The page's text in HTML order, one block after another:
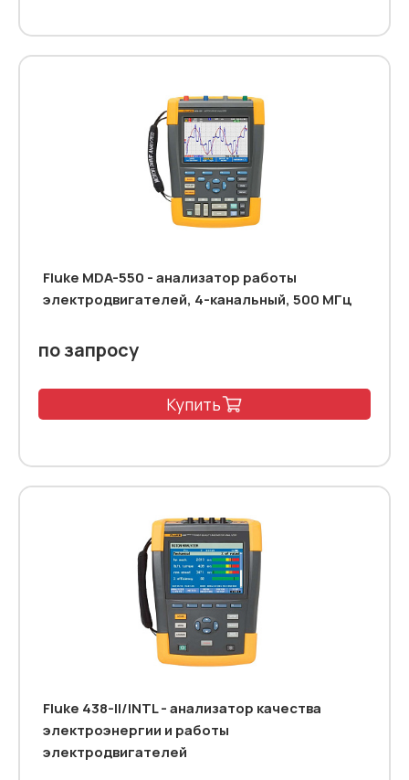
Fluke MDA-550 - анализатор работы
электродвигателей, 4-канальный, 500 МГц
по запросу
Купить
Fluke 438-II/INTL - анализатор качества
электроэнергии и работы
электродвигателей